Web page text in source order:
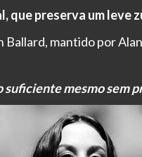
que preserva um leve
mantido por
mesmo sem